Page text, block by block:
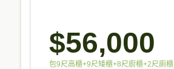
$56,000
包9尺高櫃+9尺矮櫃+8尺廚櫃+2尺廁櫃